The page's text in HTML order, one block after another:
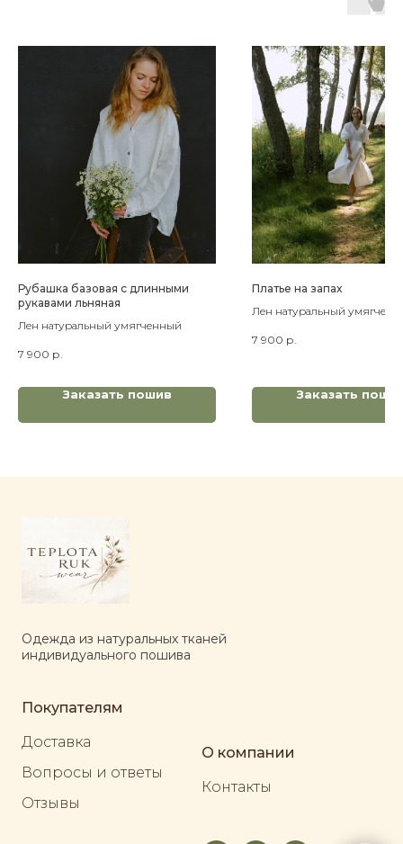
Рубашка базовая с длинными
рукавами льняная
Лен натуральный умягченный
7 900 р.
Заказать пошив
Платье на запах
Лен натуральный
7 900 р.
Заказать
Одежда из натуральных тканей
индивидуального пошива
Покупателям
Доставка
Вопросы и ответы
Отзывы
О компании
Контакты